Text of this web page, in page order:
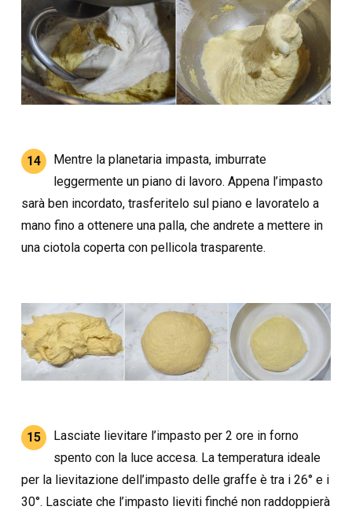
14
Mentre la planetaria impasta, imburrate
leggermente un piano di lavoro. Appena l’impasto
sarà ben incordato, trasferitelo sul piano e lavoratelo a
mano fino a ottenere una palla, che andrete a mettere in
una ciotola coperta con pellicola trasparente.
15
Lasciate lievitare l’impasto per 2 ore in forno
spento con la luce accesa. La temperatura ideale
per la lievitazione dell’impasto delle graffe è tra i 26° e i
30°. Lasciate che l’impasto lieviti finché non raddoppierà